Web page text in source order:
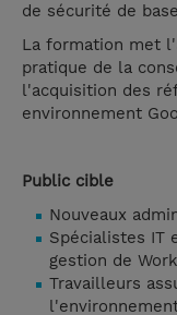
de sécurité de
La formation met
pratique de la
l'acquisition des
environnement
Public cible
Nouveaux
Spécialistes IT
gestion de
Travailleurs